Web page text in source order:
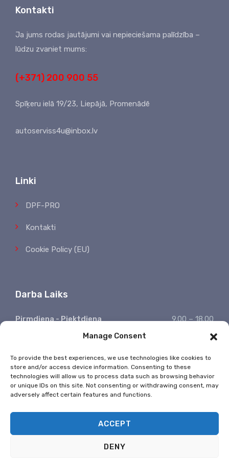
Manage Consent
To provide the best experiences, we use technologies like cookies to
store and/or access device information. Consenting to these
technologies will allow us to process data such as browsing behavior
or unique IDs on this site. Not consenting or withdrawing consent, may
adversely affect certain features and functions.
ACCEPT
DENY
Kontakti
Ja jums rodas jautājumi vai nepieciešama palīdzība –
lūdzu zvaniet mums:
(+371) 200 900 55
Spīķeru ielā 19/23, Liepājā, Promenādē
autoserviss4u@inbox.lv
Linki
DPF-PRO
Kontakti
Cookie Policy (EU)
Darba Laiks
Pirmdiena - Piektdiena
9.00 – 18.00
Sestdiena, Svētdiena
Atpūšamies
Ziņojumu saņemšana
24/7
* Valsts svētkos nestrādājam